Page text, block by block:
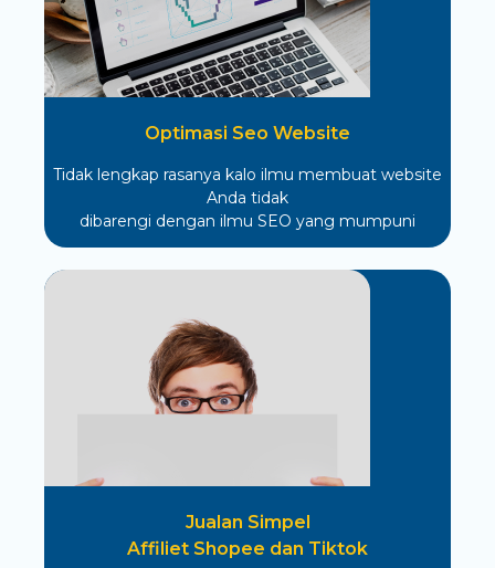
Optimasi Seo Website
Tidak lengkap rasanya kalo ilmu membuat website
Anda tidak
dibarengi dengan ilmu SEO yang mumpuni
Jualan Simpel
Affiliet Shopee dan Tiktok